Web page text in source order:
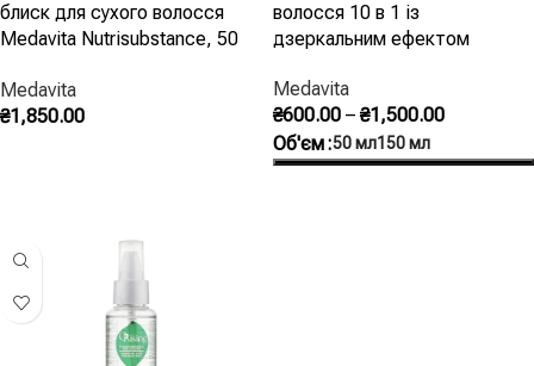
блиск для сухого волосся
Medavita Nutrisubstance, 50
Medavita
₴1,850.00
волосся 10 в 1 із
дзеркальним ефектом
Medavita
₴600.00 – ₴1,500.00
Об'єм 50 мл150 мл